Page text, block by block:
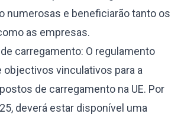
numerosas e beneficiarão tanto os
as empresas.
de carregamento: O regulamento
objectivos vinculativos para a
de carregamento na UE. Por
deverá estar disponível uma